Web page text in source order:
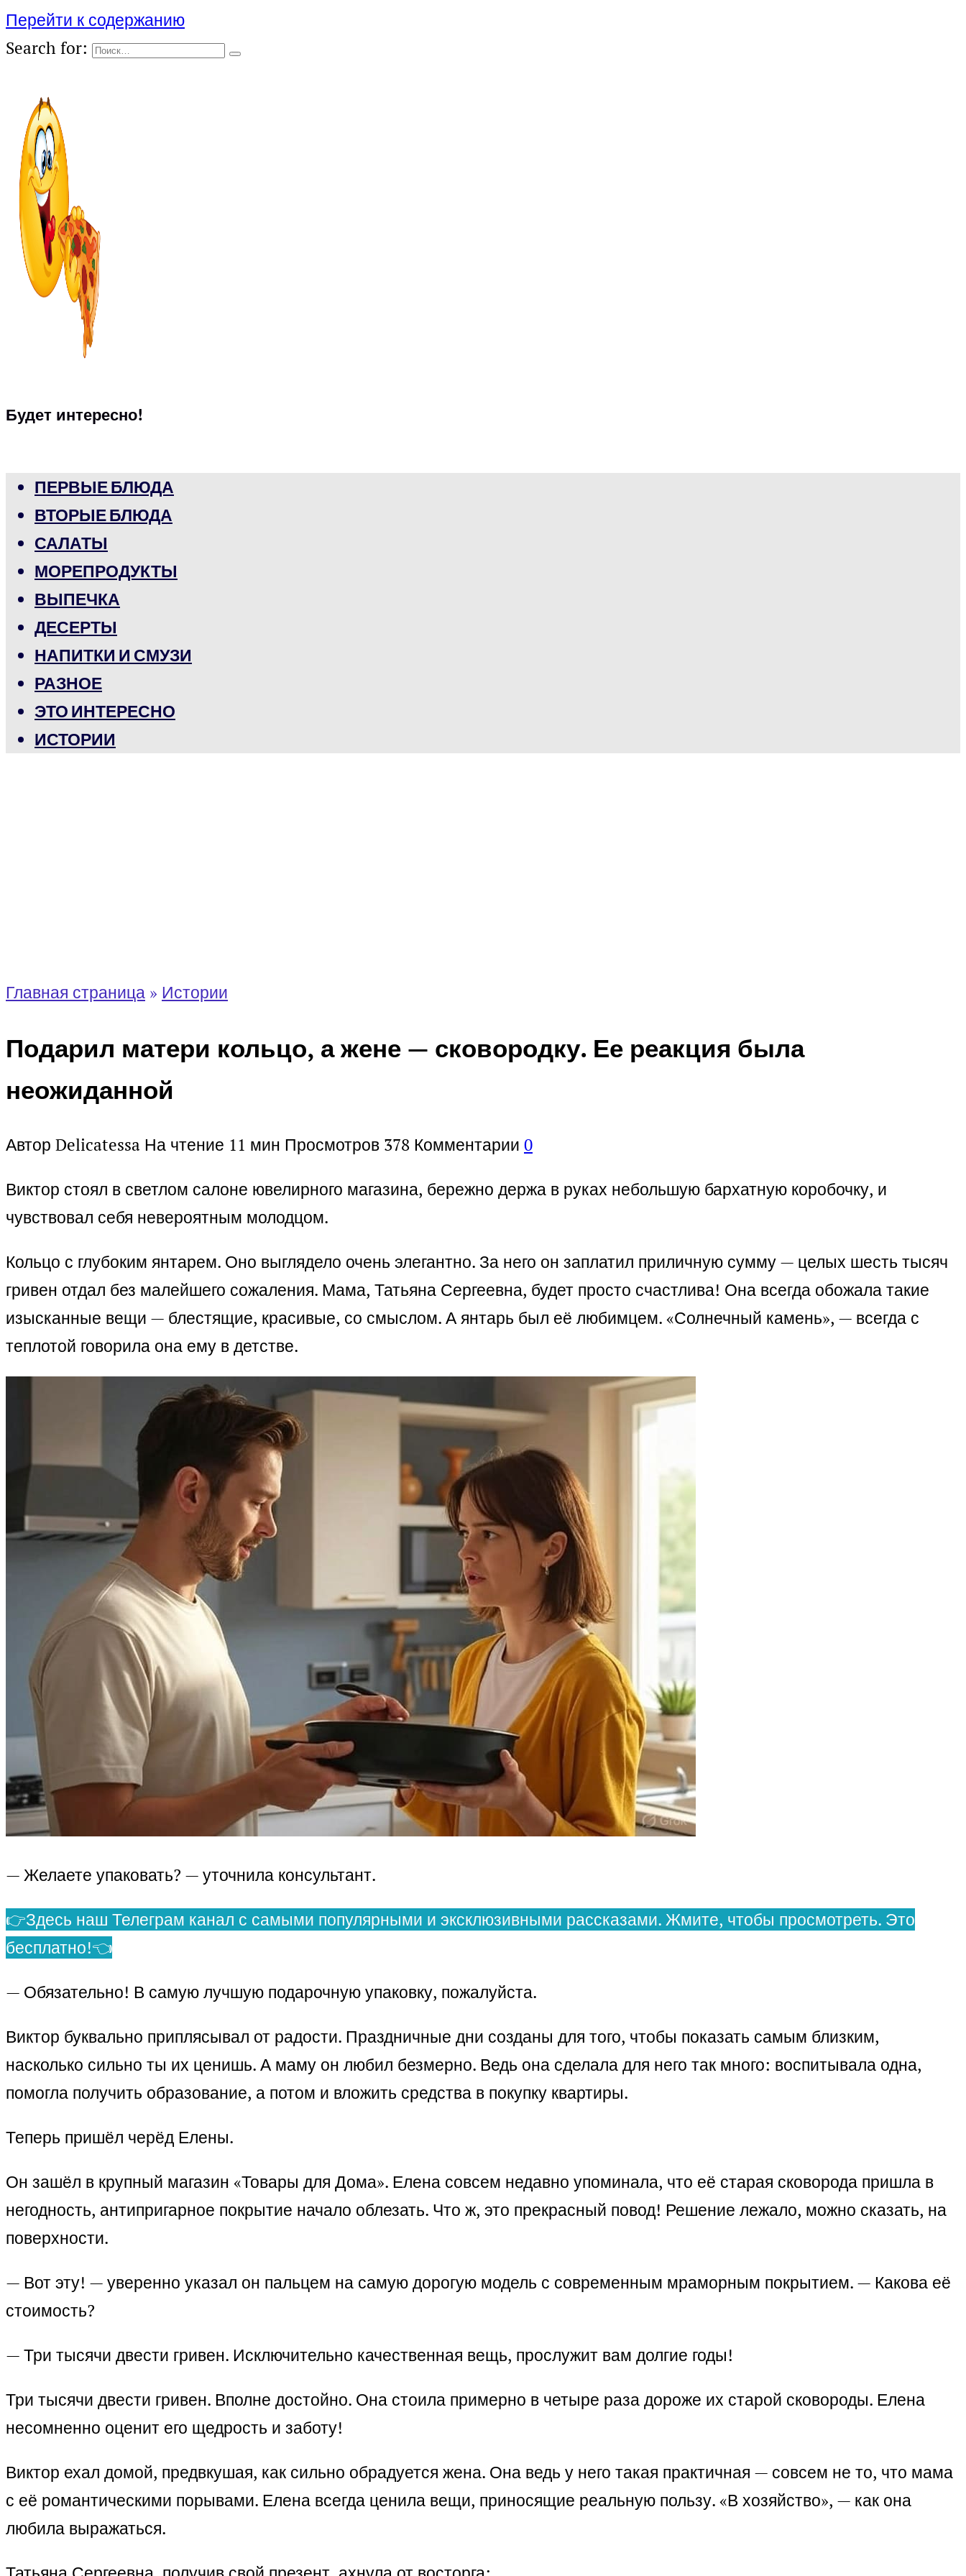
Перейти к содержанию
Search for:
Будет интересно!
ПЕРВЫЕ БЛЮДА
ВТОРЫЕ БЛЮДА
САЛАТЫ
МОРЕПРОДУКТЫ
ВЫПЕЧКА
ДЕСЕРТЫ
НАПИТКИ И СМУЗИ
РАЗНОЕ
ЭТО ИНТЕРЕСНО
ИСТОРИИ
Главная страница » Истории
Подарил матери кольцо, а жене — сковородку. Ее реакция была
неожиданной
Автор Delicatessa На чтение 11 мин Просмотров 378 Комментарии 0
Виктор стоял в светлом салоне ювелирного магазина, бережно держа в руках небольшую бархатную коробочку, и
чувствовал себя невероятным молодцом.
Кольцо с глубоким янтарем. Оно выглядело очень элегантно. За него он заплатил приличную сумму — целых шесть тысяч
гривен отдал без малейшего сожаления. Мама, Татьяна Сергеевна, будет просто счастлива! Она всегда обожала такие
изысканные вещи — блестящие, красивые, со смыслом. А янтарь был её любимцем. «Солнечный камень», — всегда с
теплотой говорила она ему в детстве.
— Желаете упаковать? — уточнила консультант.
👉Здесь наш Телеграм канал с самыми популярными и эксклюзивными рассказами. Жмите, чтобы просмотреть. Это
бесплатно!👈
— Обязательно! В самую лучшую подарочную упаковку, пожалуйста.
Виктор буквально приплясывал от радости. Праздничные дни созданы для того, чтобы показать самым близким,
насколько сильно ты их ценишь. А маму он любил безмерно. Ведь она сделала для него так много: воспитывала одна,
помогла получить образование, а потом и вложить средства в покупку квартиры.
Теперь пришёл черёд Елены.
Он зашёл в крупный магазин «Товары для Дома». Елена совсем недавно упоминала, что её старая сковорода пришла в
негодность, антипригарное покрытие начало облезать. Что ж, это прекрасный повод! Решение лежало, можно сказать, на
поверхности.
— Вот эту! — уверенно указал он пальцем на самую дорогую модель с современным мраморным покрытием. — Какова её
стоимость?
— Три тысячи двести гривен. Исключительно качественная вещь, прослужит вам долгие годы!
Три тысячи двести гривен. Вполне достойно. Она стоила примерно в четыре раза дороже их старой сковороды. Елена
несомненно оценит его щедрость и заботу!
Виктор ехал домой, предвкушая, как сильно обрадуется жена. Она ведь у него такая практичная — совсем не то, что мама
с её романтическими порывами. Елена всегда ценила вещи, приносящие реальную пользу. «В хозяйство», — как она
любила выражаться.